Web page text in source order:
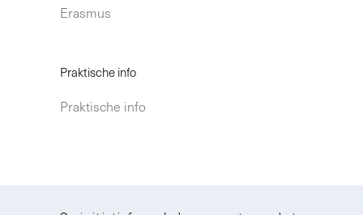
Erasmus
Praktische info
Praktische info